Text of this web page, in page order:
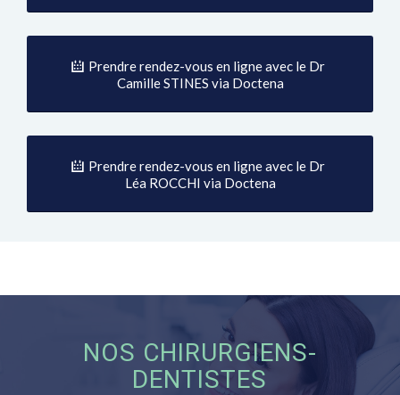
Prendre rendez-vous en ligne avec le Dr
Camille STINES via Doctena
Prendre rendez-vous en ligne avec le Dr
Léa ROCCHI via Doctena
NOS CHIRURGIENS-
DENTISTES